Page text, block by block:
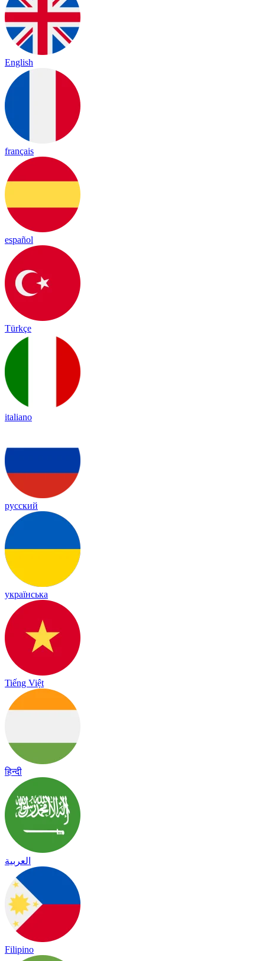
English
français
español
Türkçe
italiano
русский
українська
Tiếng Việt
हिन्दी
العربية
Filipino